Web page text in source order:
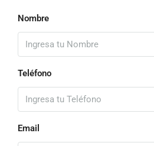
Nombre
Teléfono
Email